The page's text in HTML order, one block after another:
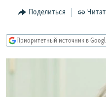
Вернутся
главной
навигации
Вернутся
МНЕНИЯ
IDEL.РЕАЛИИ
Поделиться
Приоритетный источник в